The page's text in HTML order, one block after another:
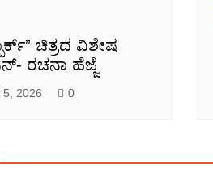
ಚಿತ್ರದ ವಿಶೇಷ
ರಚನಾ ಹೆಜ್ಜೆ
5, 2026 0